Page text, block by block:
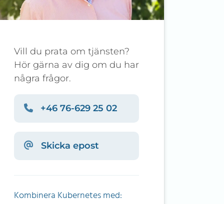
Vill du prata om tjänsten?
Hör gärna av dig om du har
några frågor.
+46 76-629 25 02
Skicka epost
Kombinera Kubernetes med: